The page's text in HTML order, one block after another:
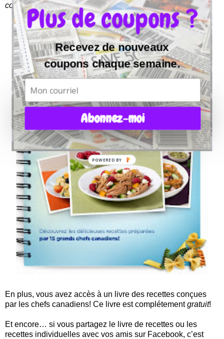
commentairessous les publications
En plus, vous avez accès à un livre des recettes conçues
par les chefs canadiens! Ce livre est complétementgratuit!
Et encore… si vous partagez le livre de recettes ou les
recettes individuelles avec vos amis sur Facebook, c’est
Abonnez-moi
Plus de coupons ?
Recevez de nouveaux
coupons chaque semaine.
POWERED BY